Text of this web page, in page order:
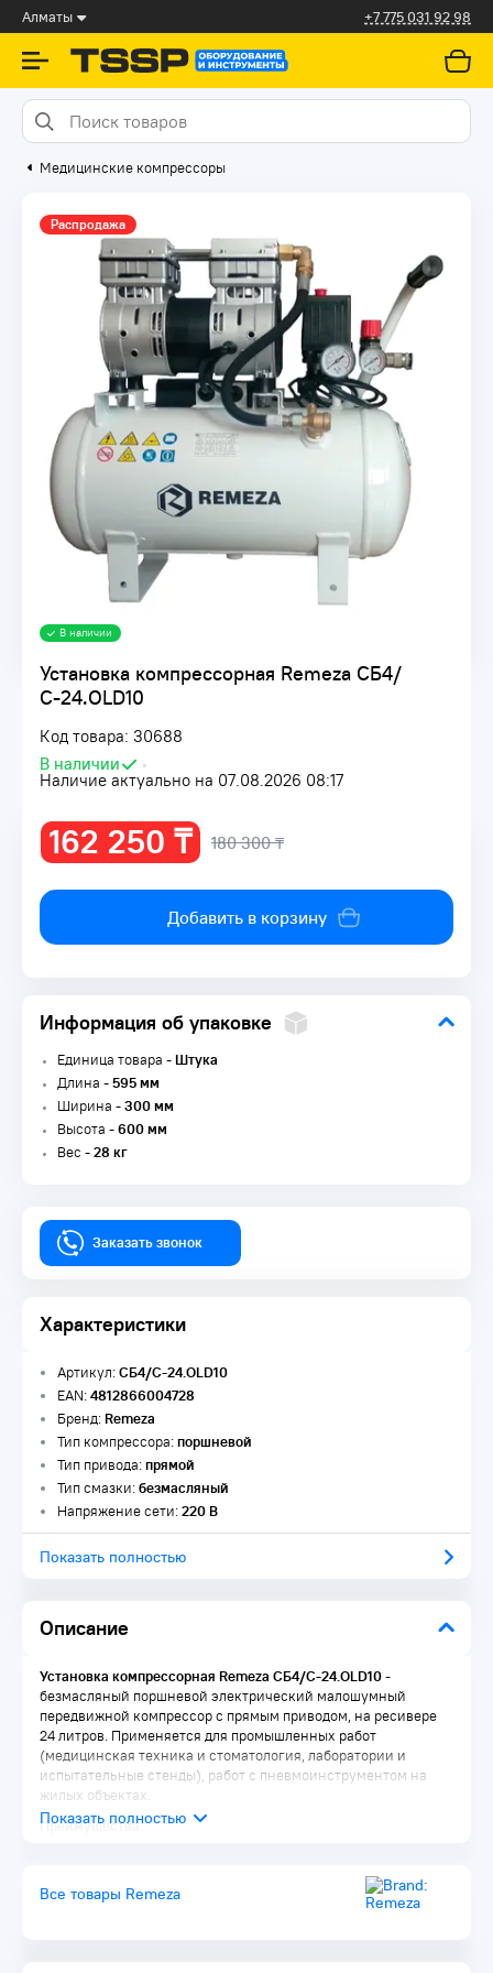
Алматы +7 775 031 92 98
Медицинские компрессоры
Установка компрессорная Remeza СБ4/
С-24.OLD10
Код товара: 30688
В наличии
•
Наличие актуально на 07.08.2026 08:17
В наличии
Распродажа
162 250 ₸ 180 300 ₸
Добавить в корзину
Информация об упаковке
Единица товара -Штука
Длина -595 мм
Ширина -300 мм
Высота -600 мм
Вес -28 кг
Заказать звонок
Характеристики
Описание
Артикул:СБ4/С-24.OLD10
EAN:4812866004728
Бренд:Remeza
Тип компрессора:поршневой
Тип привода:прямой
Тип смазки:безмасляный
Напряжение сети:220 В
Показать полностью
Установка компрессорная Remeza СБ4/С-24.OLD10-
безмасляный поршневой электрический малошумный
передвижной компрессор с прямым приводом, на ресивере
24 литров. Применяется для промышленных работ
(медицинская техника и стоматология, лаборатории и
испытательные стенды), работ с пневмоинструментом на
жилых объектах.
Преимущества:
Два манометра – для контроля давления в ресивере
Все товары Remeza